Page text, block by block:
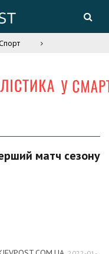
матч сезону